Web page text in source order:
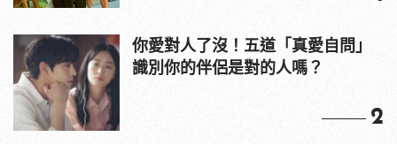
你愛對人了沒！五道「真愛自問」
識別你的伴侶是對的人嗎？
2